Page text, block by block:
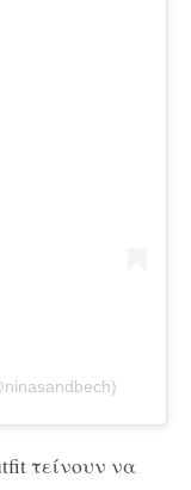
τείνουν να